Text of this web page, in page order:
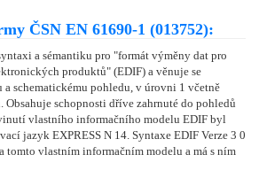
ČSN EN 61690-1 (013752):
a sémantiku pro "formát výměny dat pro
produktů" (EDIF) a věnuje se
schematickému pohledu, v úrovni 1 včetně
Obsahuje schopnosti dříve zahrnuté do pohledů
vlastního informačního modelu EDIF byl
jazyk EXPRESS N 14. Syntaxe EDIF Verze 3 0
tomto vlastním informačním modelu a má s ním